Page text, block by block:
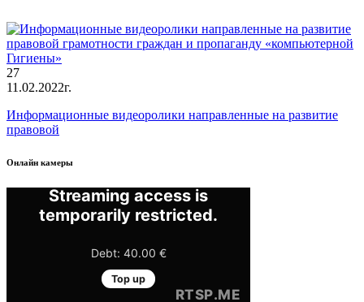
27
11.02.2022г.
Информационные видеоролики направленные на развитие
правовой
Онлайн камеры